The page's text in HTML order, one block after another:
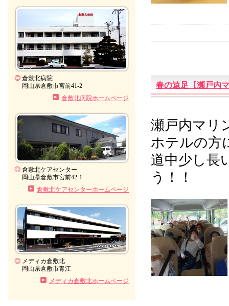
春の遠足【瀬戸内
瀬戸内マリ
ホテルの方
道中少し長
う！！
◎ 倉敷北病院
岡山県倉敷市宮前41-2
倉敷北病院ホームページ
◎ 倉敷北ケアセンター
岡山県倉敷市宮前42-1
倉敷北ケアセンターホームページ
◎ メディカ倉敷北
岡山県倉敷市青江
メディカ倉敷北ホームページ